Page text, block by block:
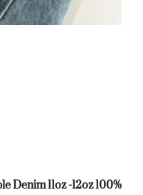
100% Cotton Vintage Marble Denim 11oz -12oz